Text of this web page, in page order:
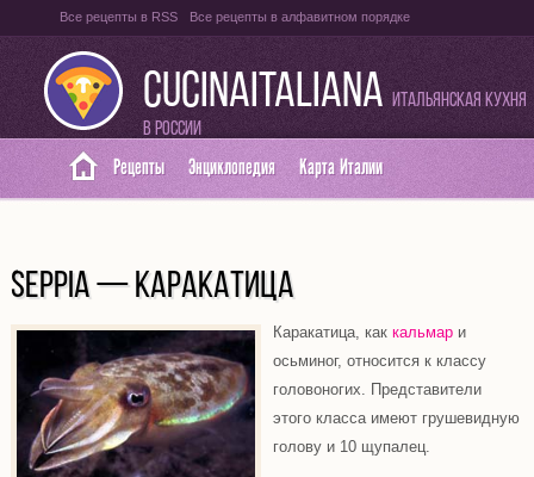
Все рецепты в RSS Все рецепты в алфавитном порядке
Оглавление на итальянском языке Карта сайта
CUCINAITALIANA Итальянская кухня
в России
Рецепты Энциклопедия Карта Италии
SEPPIA — КАРАКАТИЦА
Каракатица, как кальмари
осьминог, относится к классу
головоногих. Представители
этого класса имеют грушевидную
голову и 10 щупалец.